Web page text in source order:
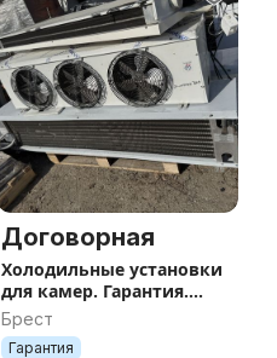
Договорная
Холодильные установки
для камер. Гарантия.
Доставка. Монтаж
Брест
Гарантия